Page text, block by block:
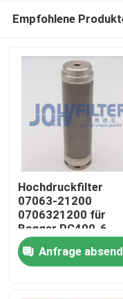
Empfohlene
Hochdruckfilter
07063-21200
0706321200 für
Bagger PC400-6
PC450-6
Anfrage